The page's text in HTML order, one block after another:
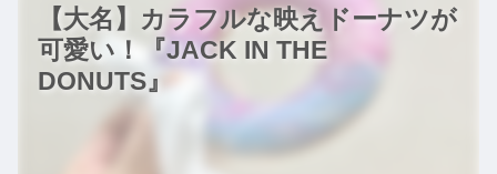
【大名】カラフルな映えドーナツが
可愛い！『JACK IN THE
DONUTS』